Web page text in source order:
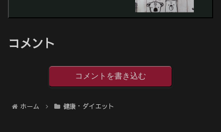
コメント
コメントを書き込む
ホーム 健康・ダイエット